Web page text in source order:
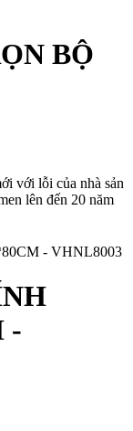
BỘ
với lỗi của nhà sản
lên đến 20 năm
-